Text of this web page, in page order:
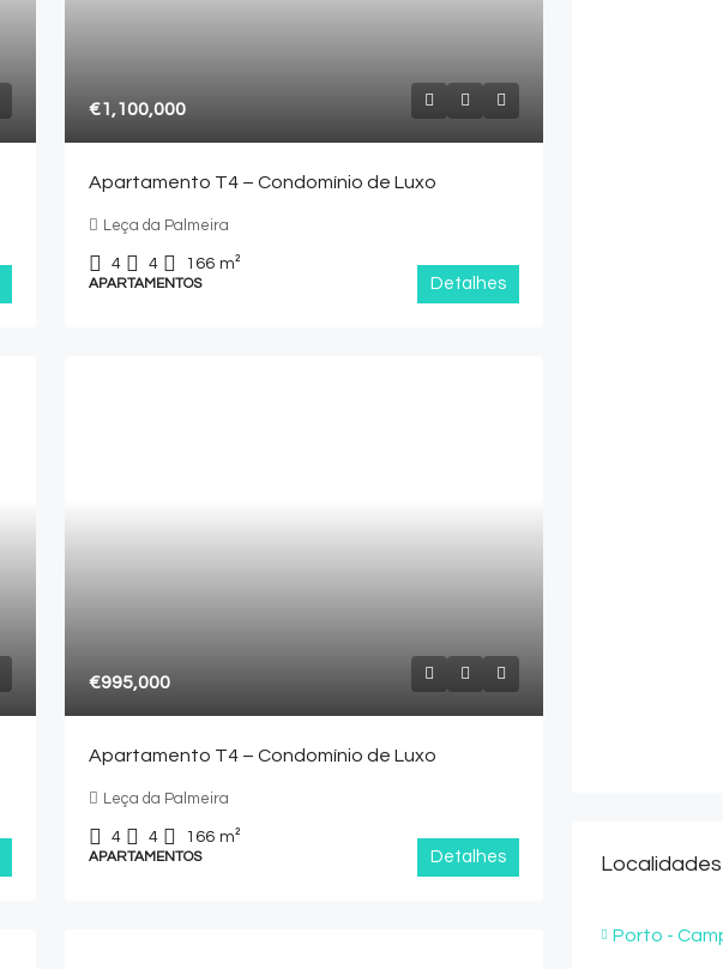
€1,100,000
Apartamento T4 – Condomínio de Luxo
Leça da Palmeira
4 4 166 m²
APARTAMENTOS Detalhes
€995,000
Apartamento T4 – Condomínio de Luxo
Leça da Palmeira
4 4 166 m²
APARTAMENTOS Detalhes Localidades
Porto -